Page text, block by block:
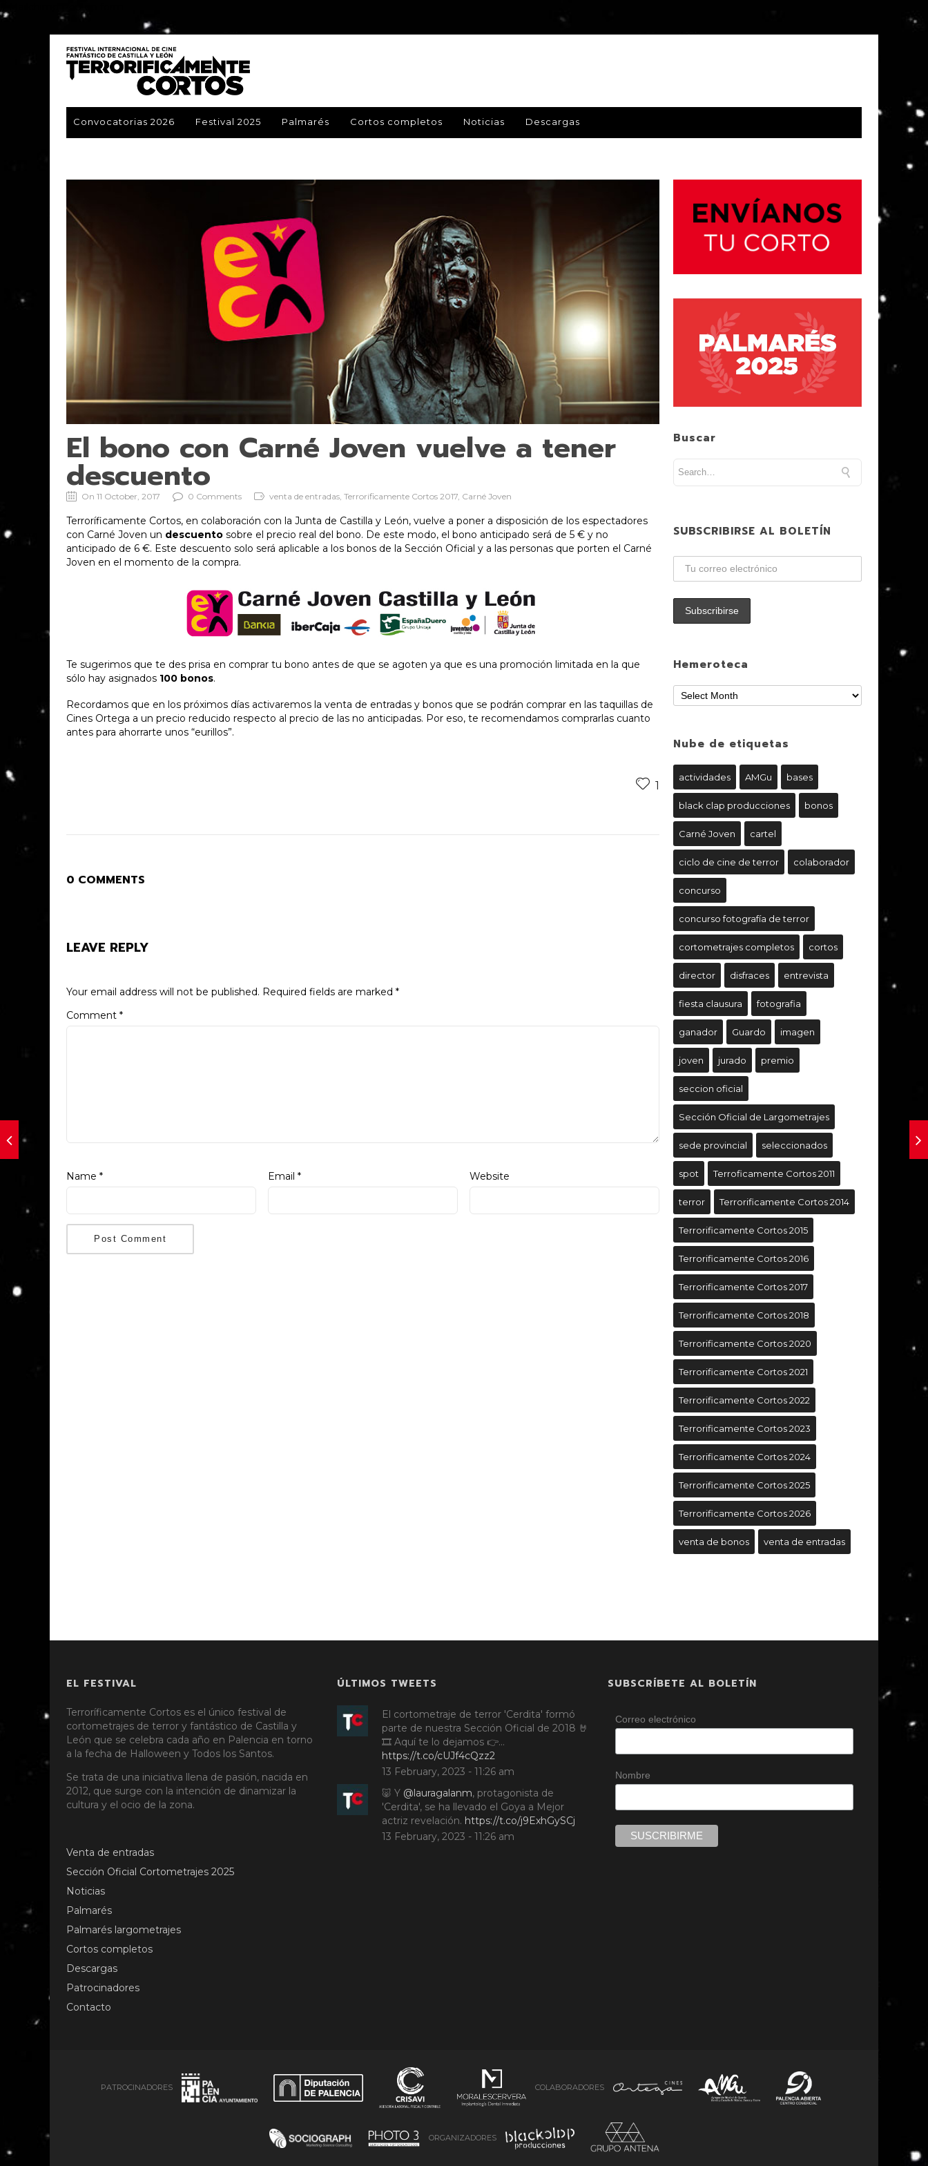
Convocatorias 2026 Festival 2025 Palmarés Cortos completos Noticias Descargas
El bono con Carné Joven vuelve a tener
descuento
On 11 October, 2017 0 Comments venta de entradas, Terrorificamente Cortos 2017, Carné Joven
Terroríficamente Cortos, en colaboración con la Junta de Castilla y León, vuelve a poner a disposición de los espectadores
con Carné Joven un descuento sobre el precio real del bono. De este modo, el bono anticipado será de 5 € y no
anticipado de 6 €. Este descuento solo será aplicable a los bonos de la Sección Oficial y a las personas que porten el Carné
Joven en el momento de la compra.
Te sugerimos que te des prisa en comprar tu bono antes de que se agoten ya que es una promoción limitada en la que
sólo hay asignados 100 bonos.
Recordamos que en los próximos días activaremos la venta de entradas y bonos que se podrán comprar en las taquillas de
Cines Ortega a un precio reducido respecto al precio de las no anticipadas. Por eso, te recomendamos comprarlas cuanto
antes para ahorrarte unos “eurillos”.
1
0 COMMENTS
LEAVE REPLY
Your email address will not be published. Required fields are marked *
Comment *
Name * Email* Website
Buscar
SUBSCRIBIRSE AL BOLETÍN
Hemeroteca
Nube de etiquetas
actividades AMGu bases
black clap producciones bonos
Carné Joven cartel
ciclo de cine de terror colaborador
concurso
concurso fotografía de terror
cortometrajes completos cortos
director disfraces entrevista
fiesta clausura fotografia
ganador Guardo imagen
joven jurado premio
seccion oficial
Sección Oficial de Largometrajes
sede provincial seleccionados
spot Terroficamente Cortos 2011
terror Terrorificamente Cortos 2014
Terrorificamente Cortos 2015
Terrorificamente Cortos 2016
Terrorificamente Cortos 2017
Terrorificamente Cortos 2018
Terrorificamente Cortos 2020
Terrorificamente Cortos 2021
Terrorificamente Cortos 2022
Terrorificamente Cortos 2023
Terrorificamente Cortos 2024
Terrorificamente Cortos 2025
Terrorificamente Cortos 2026
venta de bonos venta de entradas
EL FESTIVAL
Terroríficamente Cortos es el único festival de
cortometrajes de terror y fantástico de Castilla y
León que se celebra cada año en Palencia en torno
a la fecha de Halloween y Todos los Santos.
Se trata de una iniciativa llena de pasión, nacida en
2012, que surge con la intención de dinamizar la
cultura y el ocio de la zona.
Venta de entradas
Sección Oficial Cortometrajes 2025
Noticias
Palmarés
Palmarés largometrajes
Cortos completos
Descargas
Patrocinadores
Contacto
ÚLTIMOS TWEETS
El cortometraje de terror 'Cerdita' formó
parte de nuestra Sección Oficial de 2018 🤘
🎞️ Aquí te lo dejamos 👉…
https://t.co/cUJf4cQzz2
13 February, 2023 - 11:26 am
🐷 Y @lauragalanm, protagonista de
'Cerdita', se ha llevado el Goya a Mejor
actriz revelación. https://t.co/j9ExhGySCj
13 February, 2023 - 11:26 am
SUBSCRÍBETE AL BOLETÍN
Correo electrónico
Nombre
PATROCINADORES COLABORADORES
ORGANIZADORES